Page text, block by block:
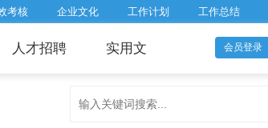
考核 企业文化 工作计划 工作总结
人才招聘 实用文 会员登录